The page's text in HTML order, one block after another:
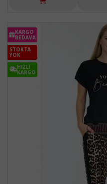
KARGO
BEDAVA
STOKTA
YOK
HIZLI
KARGO